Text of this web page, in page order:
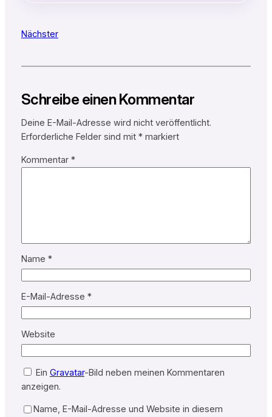
Nächster
Schreibe einen Kommentar
Deine E-Mail-Adresse wird nicht veröffentlicht.
Erforderliche Felder sind mit *markiert
Kommentar *
Name *
E-Mail-Adresse *
Website
Ein Gravatar-Bild neben meinen Kommentaren
anzeigen.
Name, E-Mail-Adresse und Website in diesem